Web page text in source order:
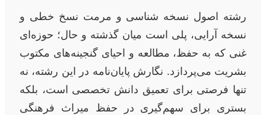
رشته اصول نسخه شناسی و مرمت نسخ خطی و
نسخه آرایی، پلی است میان گذشته و حال؛ حوزه‌ای
غنی که به حفظ، مطالعه و احیای گنجینه‌های مکتوب
بشریت می‌پردازد. نگارش پایان‌نامه در این رشته، نه
تنها فرصتی برای تعمیق دانش تخصصی است، بلکه
بستری برای سهم‌گیری در حفظ میراث فرهنگی